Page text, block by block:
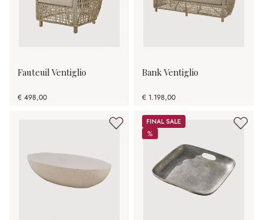
Fauteuil Ventiglio
€ 498,00
Bank Ventiglio
€ 1.198,00
Sale
%
%